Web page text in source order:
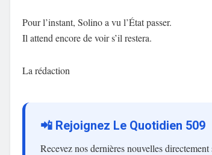
Pour l’instant, Solino a vu l’État passer.
Il attend encore de voir s’il restera.
La rédaction
📲 Rejoignez Le Quotidien 509
Recevez nos dernières nouvelles